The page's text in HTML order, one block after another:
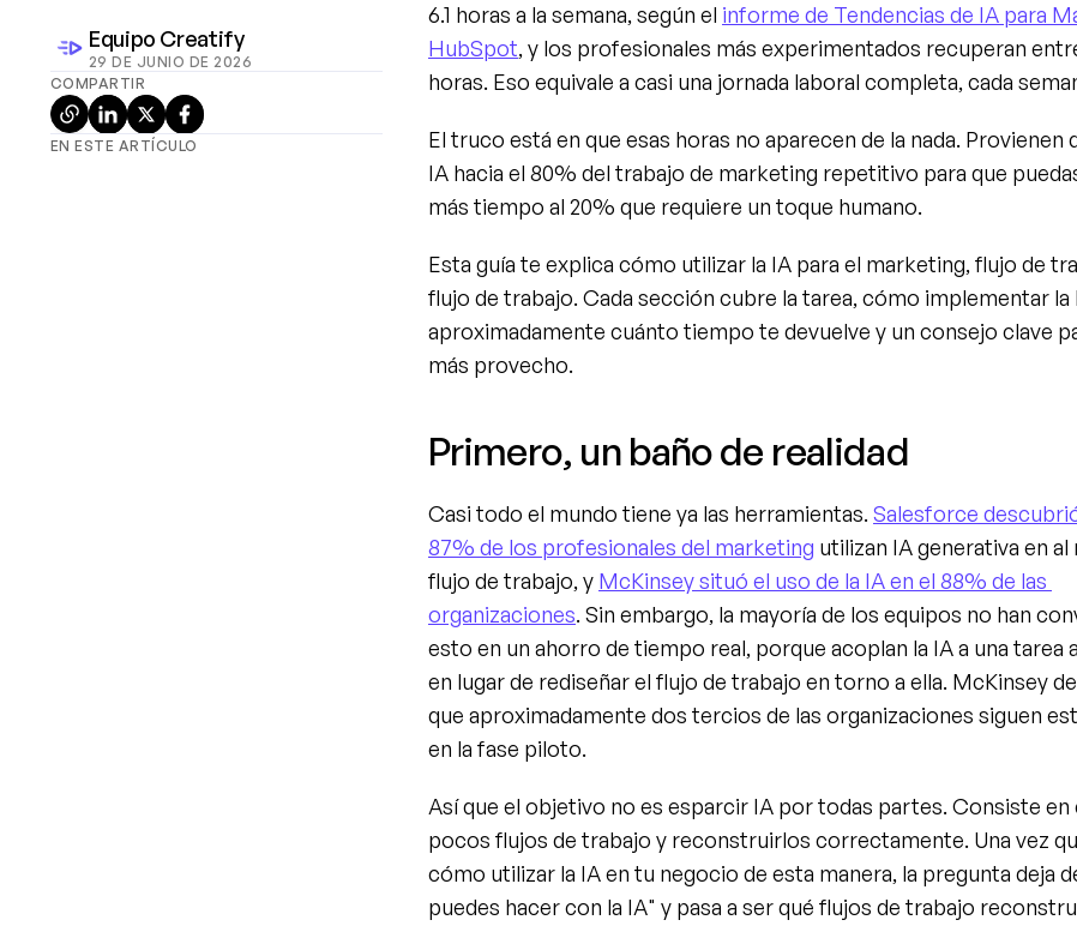
Equipo Creatify
29 DE JUNIO DE 2026
COMPARTIR
EN ESTE ARTÍCULO
6.1 horas a la semana, según el informe de Tendencias de IA para
HubSpot, y los profesionales más experimentados recuperan
horas. Eso equivale a casi una jornada laboral completa, cada
El truco está en que esas horas no aparecen de la nada. Provienen
IA hacia el 80% del trabajo de marketing repetitivo para que
más tiempo al 20% que requiere un toque humano.
Esta guía te explica cómo utilizar la IA para el marketing, flujo de
flujo de trabajo. Cada sección cubre la tarea, cómo implementar la
aproximadamente cuánto tiempo te devuelve y un consejo clave
más provecho.
Primero, un baño de realidad
Casi todo el mundo tiene ya las herramientas. Salesforce
87% de los profesionales del marketing utilizan IA generativa en al
flujo de trabajo, y McKinsey situó el uso de la IA en el 88% de las
organizaciones. Sin embargo, la mayoría de los equipos no han
esto en un ahorro de tiempo real, porque acoplan la IA a una tarea
en lugar de rediseñar el flujo de trabajo en torno a ella. McKinsey
que aproximadamente dos tercios de las organizaciones siguen
en la fase piloto.
Así que el objetivo no es esparcir IA por todas partes. Consiste en
pocos flujos de trabajo y reconstruirlos correctamente. Una vez
cómo utilizar la IA en tu negocio de esta manera, la pregunta deja
puedes hacer con la IA" y pasa a ser qué flujos de trabajo